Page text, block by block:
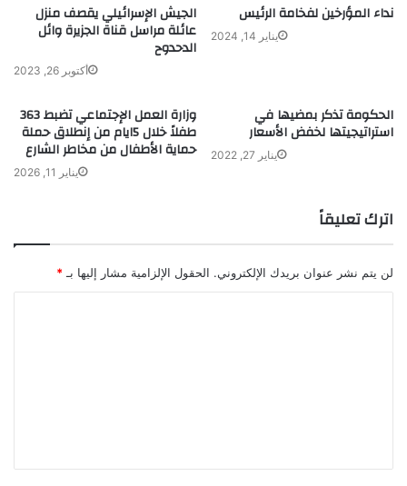
الجيش الإسرائيلي يقصف منزل
عائلة مراسل قناة الجزيرة وائل
الدحدوح
أكتوبر 26, 2023
نداء المؤرخين لفخامة الرئيس
يناير 14, 2024
وزارة العمل الإجتماعي تضبط 363
طفلاً خلال 5ايام من إنطلاق حملة
حماية الأطفال من مخاطر الشارع
يناير 11, 2026
الحكومة تذكر بمضيها في
استراتيجيتها لخفض الأسعار
يناير 27, 2022
اترك تعليقاً
لن يتم نشر عنوان بريدك الإلكتروني. الحقول الإلزامية مشار إليها بـ *
ق